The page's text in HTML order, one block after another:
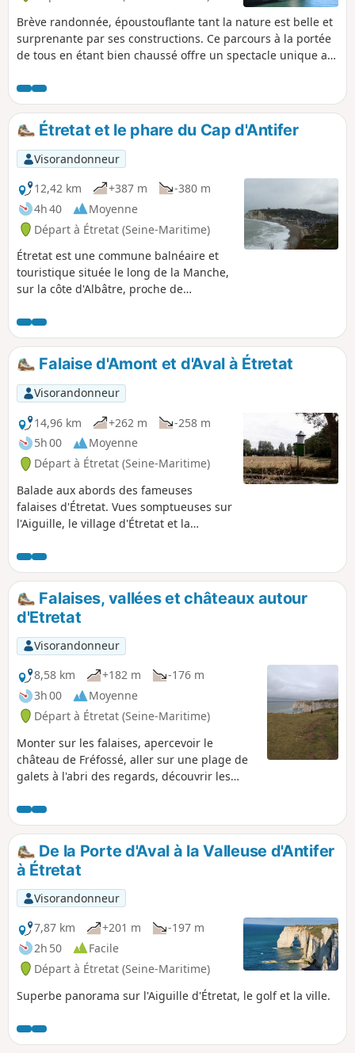
Brève randonnée, époustouflante tant la nature est belle et
surprenante par ses constructions. Ce parcours à la portée
de tous en étant bien chaussé offre un spectacle unique au
falaises : des accidents mortels surviennent chaque année
par imprudence Il n'y a pas de protection particulière.
Étretat et le phare du Cap d'Antifer
Visorandonneur
12,42 km
+387 m
-380 m
4h 40
Moyenne
Départ à Étretat (Seine-Maritime)
Étretat est une commune balnéaire et
touristique située le long de la Manche,
sur la côte d'Albâtre, proche de
falaises et célèbre pour ses trois arches
successives.
Falaise d'Amont et d'Aval à Étretat
Visorandonneur
14,96 km
+262 m
-258 m
5h 00
Moyenne
Départ à Étretat (Seine-Maritime)
Balade aux abords des fameuses
falaises d'Étretat. Vues somptueuses sur
l'Aiguille, le village d'Étretat et la
Falaises, vallées et châteaux autour
d'Etretat
Visorandonneur
8,58 km
+182 m
-176 m
3h 00
Moyenne
Départ à Étretat (Seine-Maritime)
Monter sur les falaises, apercevoir le
château de Fréfossé, aller sur une plage de
galets à l'abri des regards, découvrir les
cette courte randonnée.
De la Porte d'Aval à la Valleuse d'Antifer
à Étretat
Visorandonneur
7,87 km
+201 m
-197 m
2h 50
Facile
Départ à Étretat (Seine-Maritime)
Superbe panorama sur l'Aiguille d'Étretat, le golf et la ville.